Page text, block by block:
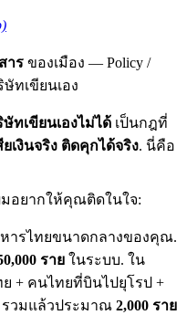
าร ของเมือง — Policy /
ษัทเขียนเอง
ษัทเขียนเองไม่ได้ เป็นกฎที่
ยเงินจริง ติดคุกได้จริง. นี่คือ
อยากให้คุณติดในใจ:
ารไทยขนาดกลางของคุณ.
ราย ในระบบ. ใน
+ คนไทยที่บินไปยุโรป +
รวมแล้วประมาณ 2,000 ราย